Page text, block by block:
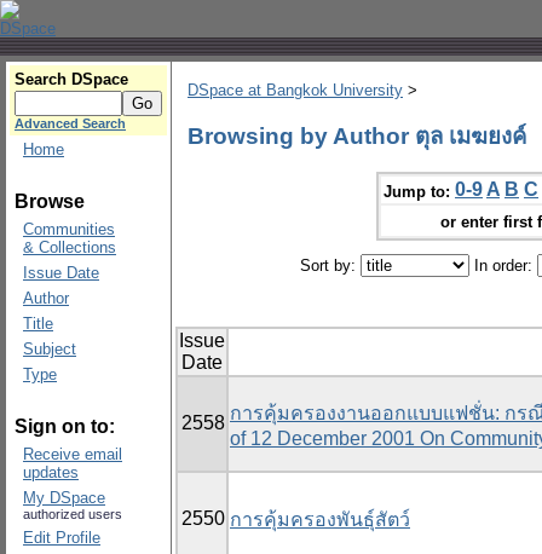
Search DSpace
Advanced Search
Home
Browse
Communities
& Collections
Issue Date
Author
Title
Subject
Type
Sign on to:
Receive email
updates
My DSpace
authorized users
Edit Profile
DSpace at Bangkok University >
Browsing by Author ตุล เมฆยงค์
Jump to: 0-9 A B C
or enter first
Sort by: In order:
Issue
Date
2558 การคุ้มครองงานออกแบบแฟชั่น: กรณี
of 12 December 2001 On
2550 การคุ้มครองพันธุ์สัตว์